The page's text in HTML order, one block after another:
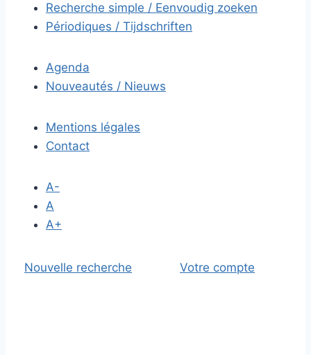
Recherche simple / Eenvoudig zoeken
Périodiques / Tijdschriften
Agenda
Nouveautés / Nieuws
Mentions légales
Contact
A-
A
A+
Nouvelle recherche Votre compte